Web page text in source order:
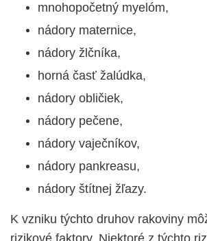
mnohopočetný myelóm,
nádory maternice,
nádory žlčníka,
horná časť žalúdka,
nádory obličiek,
nádory pečene,
nádory vaječníkov,
nádory pankreasu,
nádory štítnej žľazy.
K vzniku týchto druhov rakoviny